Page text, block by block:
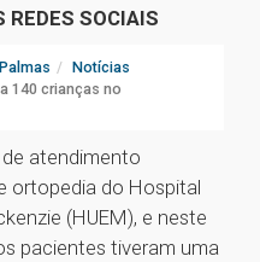
REDES SOCIAIS
Palmas
Notícias
140 crianças no
atendimento
ortopedia do Hospital
(HUEM), e neste
pacientes tiveram uma